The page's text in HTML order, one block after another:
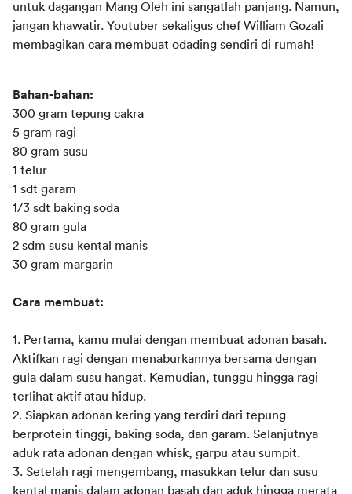
untuk dagangan Mang Oleh ini sangatlah panjang. Namun,
jangan khawatir. Youtuber sekaligus chef William Gozali
membagikan cara membuat odading sendiri di rumah!
Bahan-bahan:
300 gram tepung cakra
5 gram ragi
80 gram susu
1 telur
1 sdt garam
1/3 sdt baking soda
80 gram gula
2 sdm susu kental manis
30 gram margarin
Cara membuat:
1. Pertama, kamu mulai dengan membuat adonan basah.
Aktifkan ragi dengan menaburkannya bersama dengan
gula dalam susu hangat. Kemudian, tunggu hingga ragi
terlihat aktif atau hidup.
2. Siapkan adonan kering yang terdiri dari tepung
berprotein tinggi, baking soda, dan garam. Selanjutnya
aduk rata adonan dengan whisk, garpu atau sumpit.
3. Setelah ragi mengembang, masukkan telur dan susu
kental manis dalam adonan basah dan aduk hingga merata